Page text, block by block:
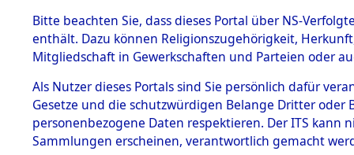
BESTÄNDE
1.
mente
5. Verschiedenes
5.3
Todesmärsche
Bitte beachten Sie, dass dieses Portal über NS-
enthält. Dazu können Religionszugehörigkeit,
Mitgliedschaft in Gewerkschaften und Parteien oder
Als Nutzer dieses Portals sind Sie persönlich dafür
Gesetze und die schutzwürdigen Belange Dritter
personenbezogene Daten respektieren. Der ITS
Sammlungen erscheinen, verantwortlich gemacht